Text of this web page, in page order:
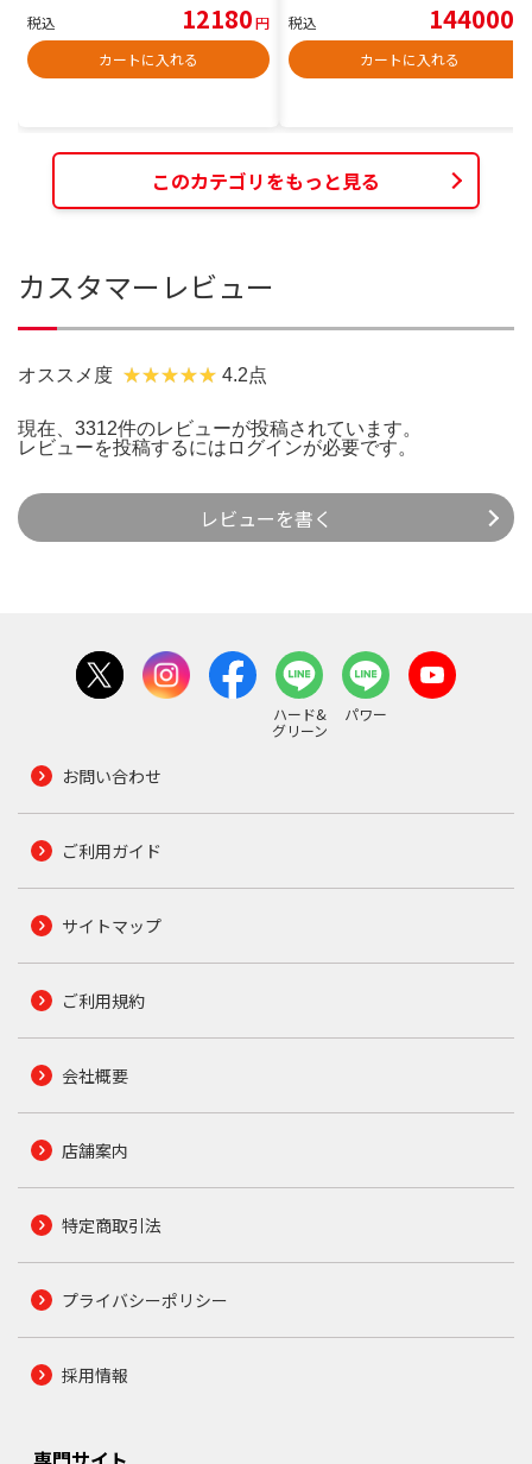
税込 12180円
カートに入れる
税込 144000
カートに入れる
このカテゴリをもっと見る
カスタマーレビュー
オススメ度 4.2点
現在、3312件のレビューが投稿されています。
レビューを投稿するには ログインが必要です。
レビューを書く
ハード&
グリーン
パワー
お問い合わせ
ご利用ガイド
サイトマップ
ご利用規約
会社概要
店舗案内
特定商取引法
プライバシーポリシー
採用情報